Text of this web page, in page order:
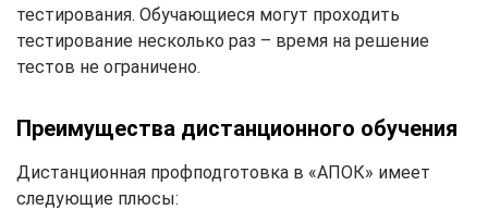
тестирования. Обучающиеся могут проходить
тестирование несколько раз – время на решение
тестов не ограничено.
Преимущества дистанционного обучения
Дистанционная профподготовка в «АПОК» имеет
следующие плюсы: